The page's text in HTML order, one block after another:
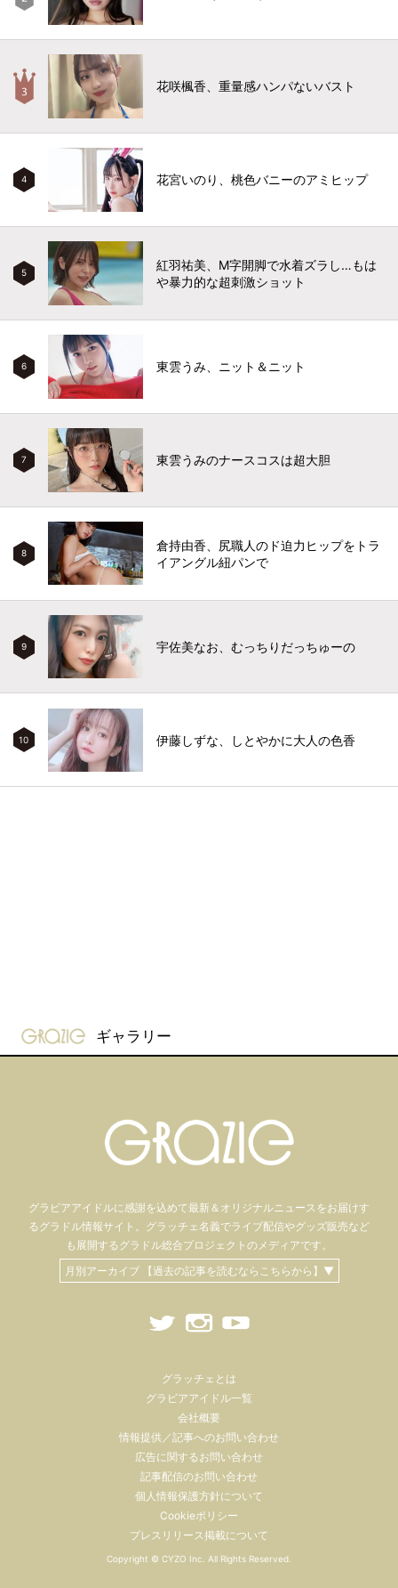
花咲楓香、重量感ハンパないバスト
4 花宮いのり、桃色バニーのアミヒップ
5
紅羽祐美、M字開脚で水着ズラし…もは
や暴力的な超刺激ショット
6 東雲うみ、ニット＆ニット
7 東雲うみのナースコスは超大胆
8
倉持由香、尻職人のド迫力ヒップをトラ
イアングル紐パンで
9 宇佐美なお、むっちりだっちゅーの
10 伊藤しずな、しとやかに大人の色香
gravure-grazie
ギャラリー
グラビアアイドルに感謝を込めて最新＆オリジナルニュースをお届けす
るグラドル情報サイト。 グラッチェ名義でライブ配信やグッズ販売など
も 展開するグラドル総合プロジェクトのメディアです。
月別アーカイブ 【過去の記事を読むならこちらから】▼
グラッチェとは
グラビアアイドル一覧
会社概要
情報提供／記事へのお問い合わせ
広告に関するお問い合わせ
記事配信のお問い合わせ
個人情報保護方針について
Cookieポリシー
プレスリリース掲載について
Copyright © CYZO Inc. All Rights Reserved.